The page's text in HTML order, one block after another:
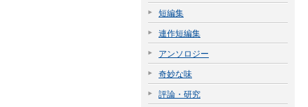
短編集
連作短編集
アンソロジー
奇妙な味
評論・研究